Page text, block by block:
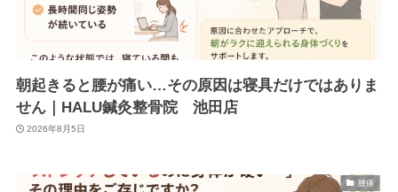
朝起きると腰が痛い…その原因は寝具だけではありま
せん｜HALU鍼灸整骨院 池田店
2026年8月5日
腰痛